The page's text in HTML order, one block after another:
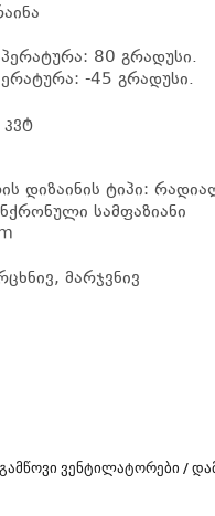
80 გრადუსი.
-45 გრადუსი.
დიზაინის ტიპი:
სამფაზიანი
მარჯვნივ
ᲕᲔᲜᲢᲘᲚᲐᲢᲝᲠᲔᲑᲘ /